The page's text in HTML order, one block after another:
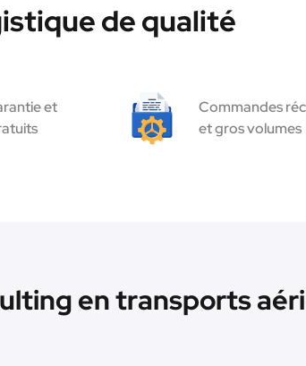
de qualité
et
Commandes
et gros volumes
en transports